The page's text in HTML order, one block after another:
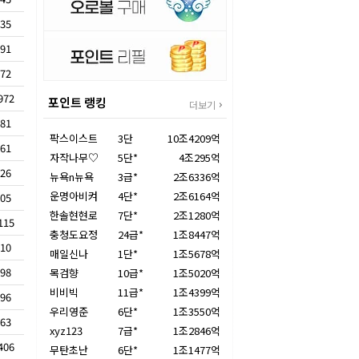
포인트 랭킹 더보기
팍스이스트 3단
10조4209억
자작나무♡
5단*
4조295억
뉴욕n뉴욕
3급*
2조6336억
운명아비켜
4단*
2조6164억
한솔현현로
7단*
2조1280억
충청도요정
24급*
1조8447억
매일신나
1단*
1조5678억
목검향
10급*
1조5020억
비비빅
11급*
1조4399억
우리영준
6단*
1조3550억
xyz123
7급*
1조2846억
무탄초난
6단* 1조1477억